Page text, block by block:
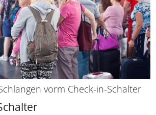
vorm Check-in-Schalter